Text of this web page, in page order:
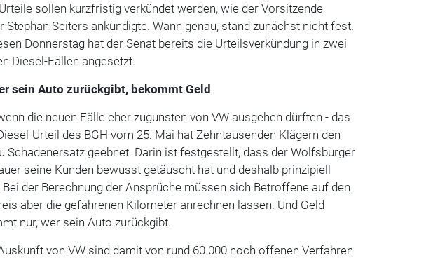
sollen kurzfristig verkündet werden, wie der Vorsitzende
Stephan Seiters ankündigte. Wann genau, stand zunächst nicht fest.
Donnerstag hat der Senat bereits die Urteilsverkündung in zwei
Diesel-Fällen angesetzt.
sein Auto zurückgibt, bekommt Geld
die neuen Fälle eher zugunsten von VW ausgehen dürften - das
Urteil des BGH vom 25. Mai hat Zehntausenden Klägern den
Schadenersatz geebnet. Darin ist festgestellt, dass der Wolfsburger
seine Kunden bewusst getäuscht hat und deshalb prinzipiell
Bei der Berechnung der Ansprüche müssen sich Betroffene auf den
aber die gefahrenen Kilometer anrechnen lassen. Und Geld
nur, wer sein Auto zurückgibt.
von VW sind damit von rund 60.000 noch offenen Verfahren